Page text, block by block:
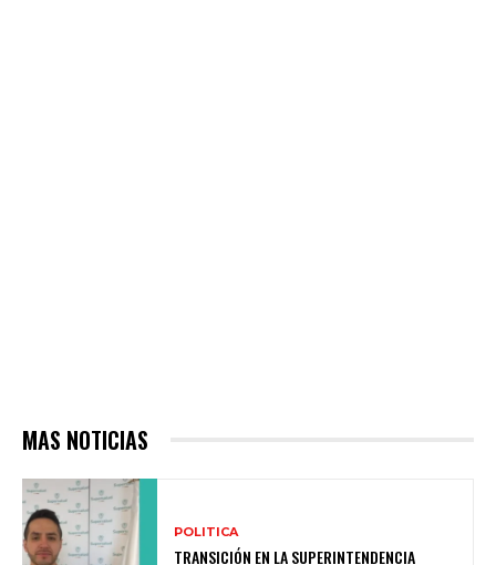
MAS NOTICIAS
POLITICA
TRANSICIÓN EN LA SUPERINTENDENCIA